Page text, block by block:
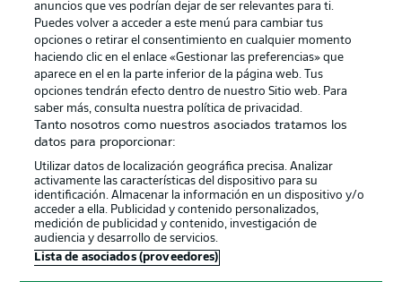
Canales Trabajos
Jugadores Condiciones de uso
Sello Editorial Contacto
© 2026 Bundesliga-Gruppe GmbH
anuncios que ves podrían dejar de ser relevantes para ti.
Puedes volver a acceder a este menú para cambiar tus
opciones o retirar el consentimiento en cualquier momento
haciendo clic en el enlace «Gestionar las preferencias» que
aparece en el en la parte inferior de la página web. Tus
opciones tendrán efecto dentro de nuestro Sitio web. Para
saber más, consulta nuestra política de privacidad.
Tanto nosotros como nuestros asociados tratamos los
datos para proporcionar:
Utilizar datos de localización geográfica precisa. Analizar
activamente las características del dispositivo para su
identificación. Almacenar la información en un dispositivo y/o
acceder a ella. Publicidad y contenido personalizados,
medición de publicidad y contenido, investigación de
audiencia y desarrollo de servicios.
Lista de asociados (proveedores)